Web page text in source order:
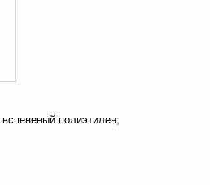
вспененый полиэтилен;